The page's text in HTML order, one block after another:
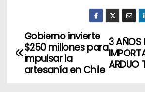
N
a
3 AÑOS
ARDUO
Gobierno invierte
$250 millones para
impulsar la
artesanía en Chile